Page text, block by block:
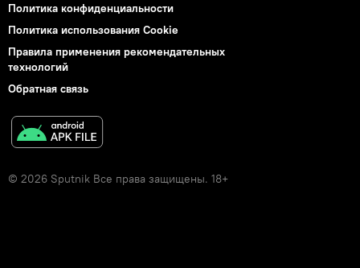
Политика конфиденциальности
Политика использования Cookie
Правила применения рекомендательных
технологий
Обратная связь
© 2026 Sputnik Все права защищены. 18+